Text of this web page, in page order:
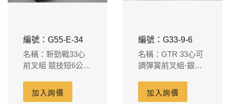
編號：G55-E-34
名稱：新勁戰33心
前叉組 競技短6公分
加入詢價
編號：G33-9-6
名稱：GTR 33心可
調彈簧前叉組-銀心
座220m/m碟盤-短6
公分
加入詢價